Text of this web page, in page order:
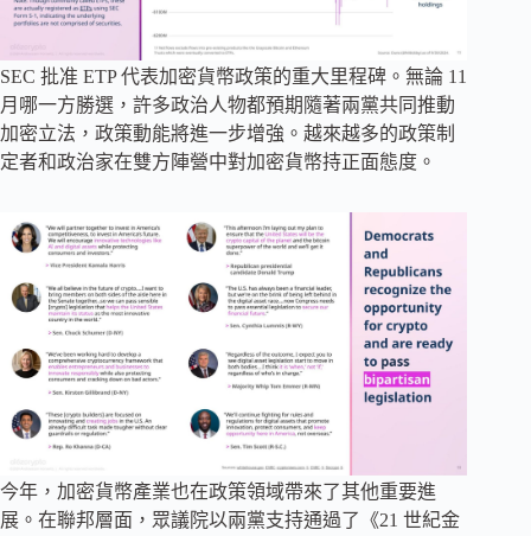
SEC 批准 ETP 代表加密貨幣政策的重大里程碑。無論 11
月哪一方勝選，許多政治人物都預期隨著兩黨共同推動
加密立法，政策動能將進一步增強。越來越多的政策制
定者和政治家在雙方陣營中對加密貨幣持正面態度。
今年，加密貨幣產業也在政策領域帶來了其他重要進
展。在聯邦層面，眾議院以兩黨支持通過了《21 世紀金